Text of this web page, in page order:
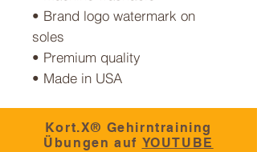
• Brand logo watermark on
soles
• Premium quality
• Made in USA
Kort.X® Gehirntraining
Übungen auf YOUTUBE